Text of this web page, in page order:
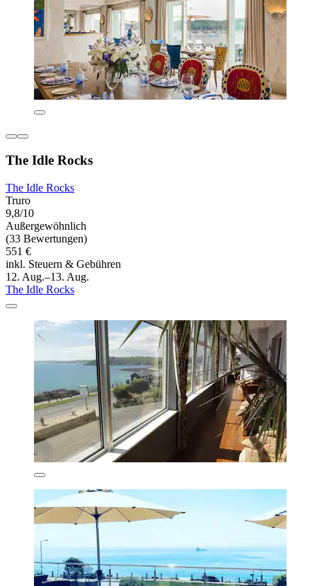
The Idle Rocks
The Idle Rocks
Truro
9,8/10
Außergewöhnlich
(33 Bewertungen)
551 €
inkl. Steuern & Gebühren
12. Aug.–13. Aug.
The Idle Rocks